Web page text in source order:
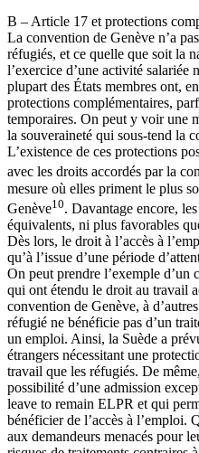
B – Article 17 et protections
La convention de Genève n’a
réfugiés, et ce quelle que soit la
l’exercice d’une activité salariée
plupart des États membres ont,
protections complémentaires,
temporaires. On peut y voir une
la souveraineté qui sous-tend la
L’existence de ces protections
avec les droits accordés par la
mesure où elles priment le plus
Genève10. Davantage encore,
équivalents, ni plus favorables
Dès lors, le droit à l’accès à
qu’à l’issue d’une période
On peut prendre l’exemple d’un
qui ont étendu le droit au travail
convention de Genève, à
réfugié ne bénéficie pas d’un
un emploi. Ainsi, la Suède a
étrangers nécessitant une
travail que les réfugiés. De
possibilité d’une admission
leave to remain ELPR et qui
bénéficier de l’accès à l’emploi.
aux demandeurs menacés pour